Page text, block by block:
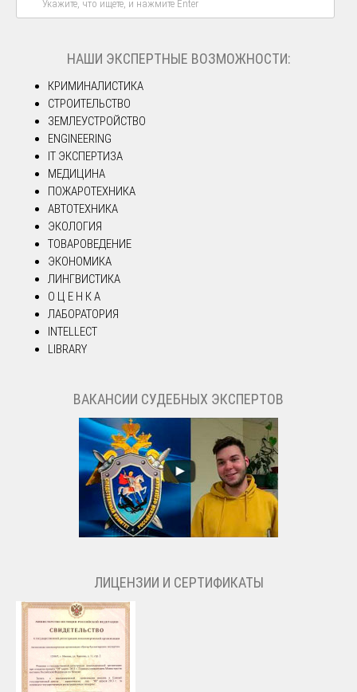
НАШИ ЭКСПЕРТНЫЕ ВОЗМОЖНОСТИ:
КРИМИНАЛИСТИКА
СТРОИТЕЛЬСТВО
ЗЕМЛЕУСТРОЙСТВО
ENGINEERING
IT ЭКСПЕРТИЗА
МЕДИЦИНА
ПОЖАРОТЕХНИКА
АВТОТЕХНИКА
ЭКОЛОГИЯ
ТОВАРОВЕДЕНИЕ
ЭКОНОМИКА
ЛИНГВИСТИКА
О Ц Е Н К А
ЛАБОРАТОРИЯ
INTELLECT
LIBRARY
ВАКАНСИИ СУДЕБНЫХ ЭКСПЕРТОВ
ЛИЦЕНЗИИ И СЕРТИФИКАТЫ